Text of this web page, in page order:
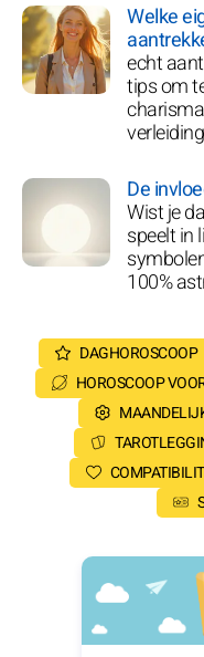
Welke
echt
tips om
De
Wist je
speelt in
100%
DAGHOROSCOOP
HOROSCOOP